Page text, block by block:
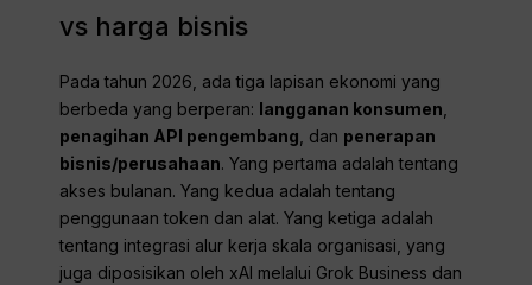
vs harga bisnis
Pada tahun 2026, ada tiga lapisan ekonomi yang
berbeda yang berperan: langganan konsumen
penagihan API pengembang , dan penerapan
bisnis/perusahaan. Yang pertama adalah tentang
akses bulanan. Yang kedua adalah tentang
penggunaan token dan alat. Yang ketiga adalah
tentang integrasi alur kerja skala organisasi, yang
juga diposisikan oleh xAI melalui Grok Business dan